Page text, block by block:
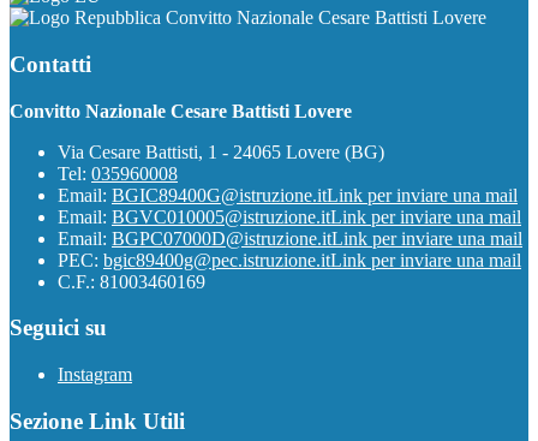
Convitto Nazionale Cesare Battisti Lovere
Contatti
Convitto Nazionale Cesare Battisti Lovere
Via Cesare Battisti, 1 - 24065 Lovere (BG)
Tel: 035960008
Email: BGIC89400G@istruzione.itLink per inviare una mail
Email: BGVC010005@istruzione.itLink per inviare una mail
Email: BGPC07000D@istruzione.itLink per inviare una mail
PEC: bgic89400g@pec.istruzione.itLink per inviare una mail
C.F.: 81003460169
Seguici su
Instagram
Sezione Link Utili